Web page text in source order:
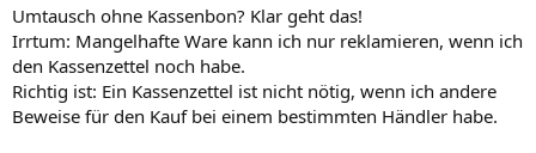
Umtausch ohne Kassenbon? Klar geht das!
Irrtum: Mangelhafte Ware kann ich nur reklamieren, wenn ich
den Kassenzettel noch habe.
Richtig ist: Ein Kassenzettel ist nicht nötig, wenn ich andere
Beweise für den Kauf bei einem bestimmten Händler habe.